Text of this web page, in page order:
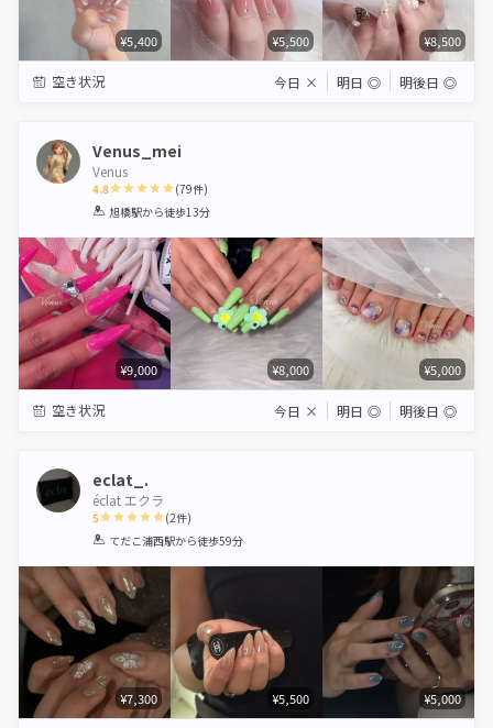
¥5,400 ¥5,500 ¥8,500
空き状況 今日 × 明日 ◎ 明後日 ◎
Venus_mei
Venus
4.8
1 2 3 4 5
(79件)
旭橋駅から徒歩13分
¥9,000 ¥8,000 ¥5,000
空き状況 今日 × 明日 ◎ 明後日 ◎
eclat_.
éclat エクラ
5
1 2 3 4 5
(2件)
てだこ浦西駅から徒歩59分
¥7,300 ¥5,500 ¥5,000